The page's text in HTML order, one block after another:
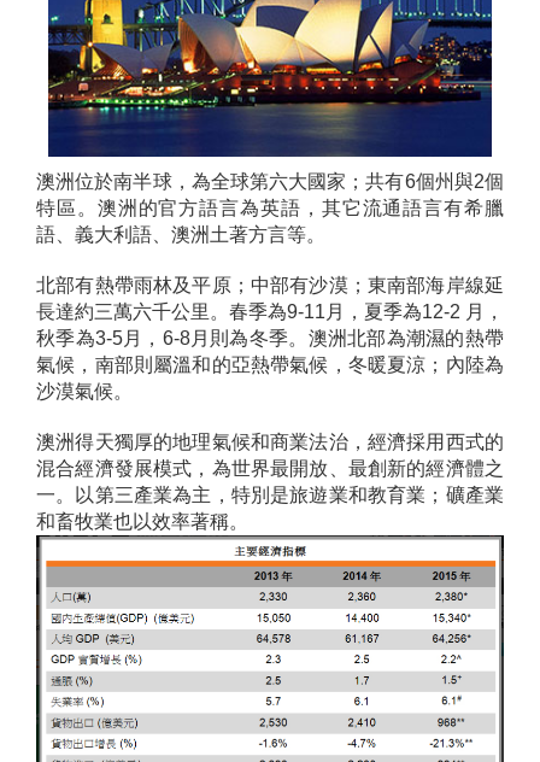
澳洲位於南半球，為全球第六大國家；共有6個州與2個
特區。澳洲的官方語言為英語，其它流通語言有希臘
語、義大利語、澳洲土著方言等。
北部有熱帶雨林及平原；中部有沙漠；東南部海岸線延
長達約三萬六千公里。春季為9-11月，夏季為12-2 月，
秋季為3-5月，6-8月則為冬季。澳洲北部為潮濕的熱帶
氣候，南部則屬溫和的亞熱帶氣候，冬暖夏涼；內陸為
沙漠氣候。
澳洲得天獨厚的地理氣候和商業法治，經濟採用西式的
混合經濟發展模式，為世界最開放、最創新的經濟體之
一。以第三產業為主，特別是旅遊業和教育業；礦產業
和畜牧業也以效率著稱。